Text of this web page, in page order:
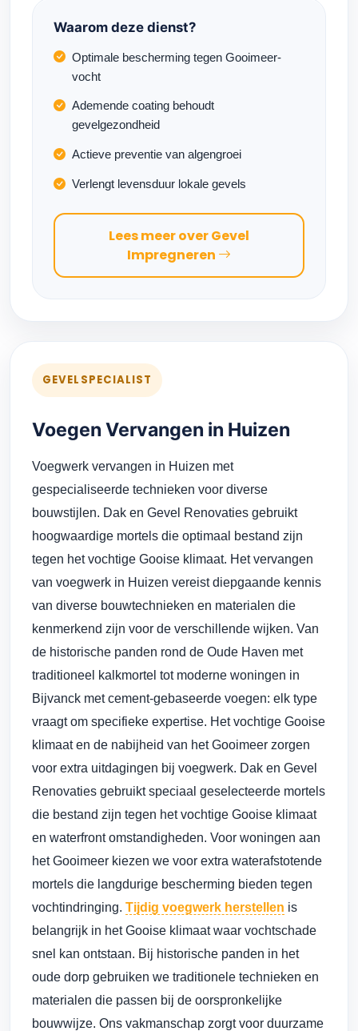
Waarom deze dienst?
Optimale bescherming tegen Gooimeer-
vocht
Ademende coating behoudt
gevelgezondheid
Actieve preventie van algengroei
Verlengt levensduur lokale gevels
Lees meer over Gevel
Impregneren
GEVELSPECIALIST
Voegen Vervangen in Huizen
Voegwerk vervangen in Huizen met
gespecialiseerde technieken voor diverse
bouwstijlen. Dak en Gevel Renovaties gebruikt
hoogwaardige mortels die optimaal bestand zijn
tegen het vochtige Gooise klimaat. Het vervangen
van voegwerk in Huizen vereist diepgaande kennis
van diverse bouwtechnieken en materialen die
kenmerkend zijn voor de verschillende wijken. Van
de historische panden rond de Oude Haven met
traditioneel kalkmortel tot moderne woningen in
Bijvanck met cement-gebaseerde voegen: elk type
vraagt om specifieke expertise. Het vochtige Gooise
klimaat en de nabijheid van het Gooimeer zorgen
voor extra uitdagingen bij voegwerk. Dak en Gevel
Renovaties gebruikt speciaal geselecteerde mortels
die bestand zijn tegen het vochtige Gooise klimaat
en waterfront omstandigheden. Voor woningen aan
het Gooimeer kiezen we voor extra waterafstotende
mortels die langdurige bescherming bieden tegen
vochtindringing.Tijdig voegwerk herstellen is
belangrijk in het Gooise klimaat waar vochtschade
snel kan ontstaan. Bij historische panden in het
oude dorp gebruiken we traditionele technieken en
materialen die passen bij de oorspronkelijke
bouwwijze. Ons vakmanschap zorgt voor duurzame